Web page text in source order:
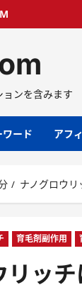
ョンを含みます
ード アフ
ナノグロウ
育毛剤副作用
リッ